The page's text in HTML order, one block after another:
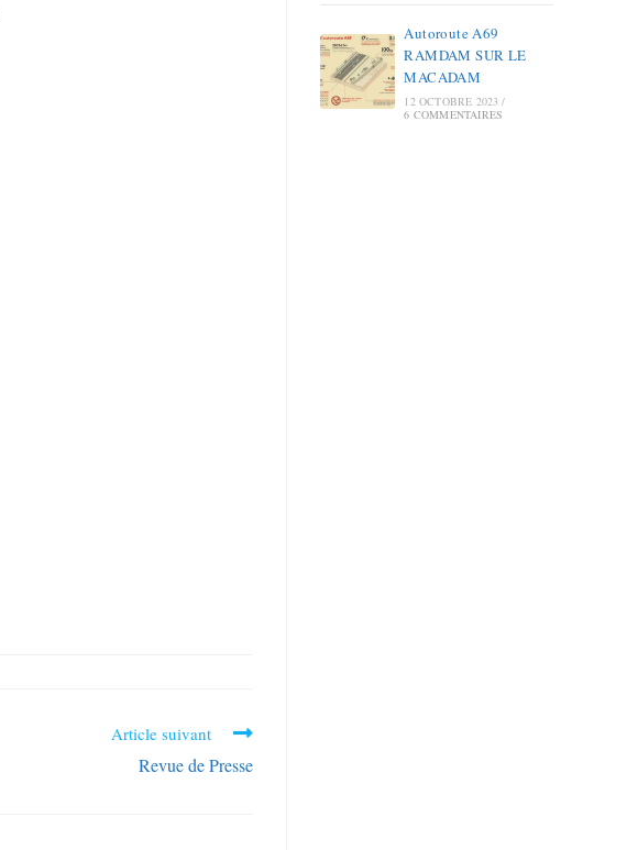
Article suivant
Revue de Presse
Autoroute A69
RAMDAM SUR LE
MACADAM
12 OCTOBRE 2023 /
6 COMMENTAIRES